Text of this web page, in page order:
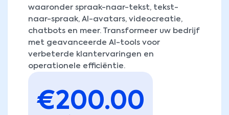
€200.00
waaronder spraak-naar-tekst, tekst-
naar-spraak, AI-avatars, videocreatie,
chatbots en meer. Transformeer uw bedrijf
met geavanceerde AI-tools voor
verbeterde klantervaringen en
operationele efficiëntie.